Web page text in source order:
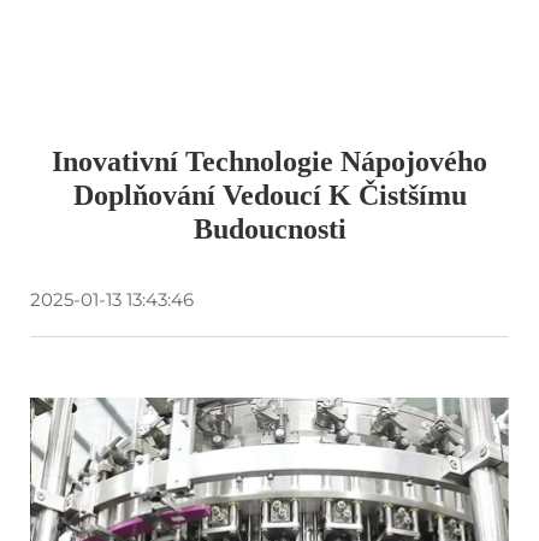
Inovativní Technologie Nápojového
Doplňování Vedoucí K Čistšímu
Budoucnosti
2025-01-13 13:43:46